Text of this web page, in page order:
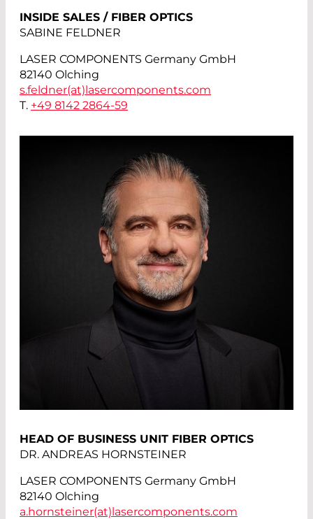
INSIDE SALES / FIBER OPTICS
SABINE FELDNER
LASER COMPONENTS Germany GmbH
82140 Olching
s.feldner(at)lasercomponents.com
T. +49 8142 2864-59
HEAD OF BUSINESS UNIT FIBER OPTICS
DR. ANDREAS HORNSTEINER
LASER COMPONENTS Germany GmbH
82140 Olching
a.hornsteiner(at)lasercomponents.com